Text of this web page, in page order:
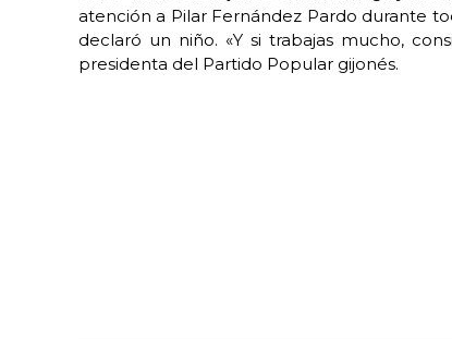
atención a Pilar Fernández Pardo durante
declaró un niño. «Y si trabajas mucho,
presidenta del Partido Popular gijonés.